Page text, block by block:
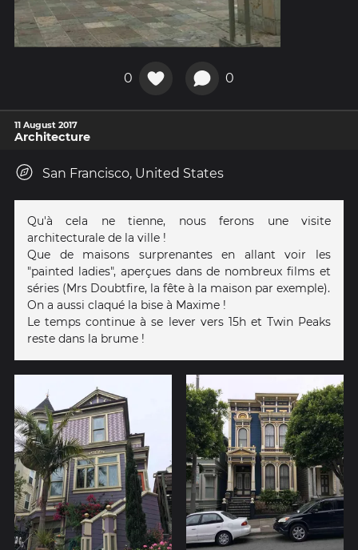
0 0
11 August 2017
Architecture
San Francisco, United States
Qu'à cela ne tienne, nous ferons une visite
architecturale de la ville !
Que de maisons surprenantes en allant voir les
"painted ladies", aperçues dans de nombreux films et
séries (Mrs Doubtfire, la fête à la maison par exemple).
On a aussi claqué la bise à Maxime !
Le temps continue à se lever vers 15h et Twin Peaks
reste dans la brume !